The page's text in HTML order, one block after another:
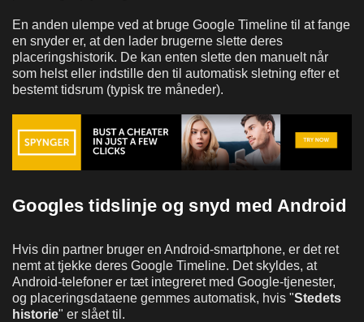
En anden ulempe ved at bruge Google Timeline til at fange
en snyder er, at den lader brugerne slette deres
placeringshistorik. De kan enten slette den manuelt når
som helst eller indstille den til automatisk sletning efter et
bestemt tidsrum (typisk tre måneder).
Googles tidslinje og snyd med Android
Hvis din partner bruger en Android-smartphone, er det ret
nemt at tjekke deres Google Timeline. Det skyldes, at
Android-telefoner er tæt integreret med Google-tjenester,
og placeringsdataene gemmes automatisk, hvis "Stedets
historie" er slået til.